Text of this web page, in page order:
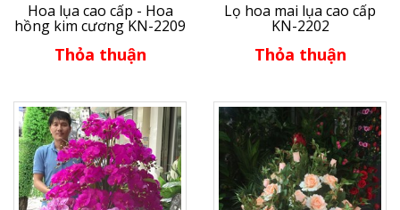
Hoa lụa cao cấp - Hoa
hồng kim cương KN-2209
Thỏa thuận
Lọ hoa mai lụa cao cấp
KN-2202
Thỏa thuận